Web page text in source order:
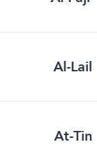
Al-Lail
At-Tin